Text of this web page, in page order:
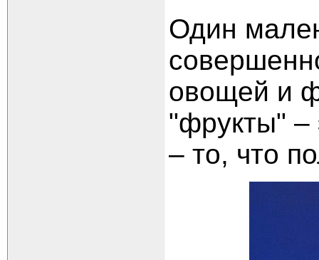
Один
овощей и
"фрукты" –
– то, что